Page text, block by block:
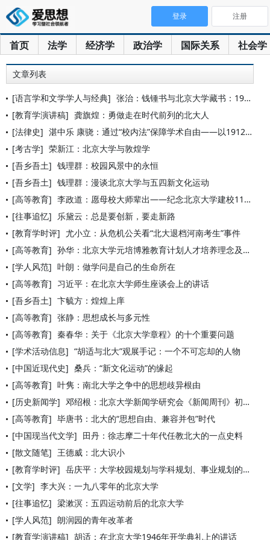
首页 法学 经济学 政治学 国际关系 社会学
登录 注册
文章列表
[语言学和文学学人与经典] 张治：钱锺书与北京大学藏书：1953—1955年的个人阅读史
[教育学演讲稿] 龚旗煌：勇做走在时代前列的北大人
[法律史] 湛中乐 康骁：通过“校内法”保障学术自由——以1912—19
[考古学] 荣新江：北京大学与敦煌学
[吾乡吾土] 钱理群：校园风景中的永恒
[吾乡吾土] 钱理群：漫谈北京大学与五四新文化运动
[高等教育] 李政道：愿母校大师辈出——纪念北京大学建校110周年
[往事追忆] 乐黛云：总是要创新，要走新路
[教育学时评] 尤小立：从危机公关看“北大退档河南考生”事件
[高等教育] 孙华：北京大学元培博雅教育计划人才培养理念及路径
[学人风范] 叶朗：做学问是自己的生命所在
[高等教育] 习近平：在北京大学师生座谈会上的讲话
[吾乡吾土] 卞毓方：煌煌上庠
[高等教育] 张静：思想成长与多元性
[高等教育] 秦春华：关于《北京大学章程》的十个重要问题
[学术活动信息] “胡适与北大”观展手记：一个不可忘却的人物
[中国近现代史] 桑兵：“新文化运动”的缘起
[高等教育] 叶隽：南北大学之争中的思想歧异根由
[历史新闻学] 邓绍根：北京大学新闻学研究会《新闻周刊》初探
[高等教育] 毕唐书：北大的“思想自由、兼容并包”时代
[中国现当代文学] 田丹：徐志摩二十年代任教北大的一点史料
[散文随笔] 王德威：北大识小
[教育学时评] 岳庆平：大学校园规划与学科规划、事业规划的关系及思考
[文学] 李大兴：一九八零年的北京大学
[往事追忆] 梁漱溟：五四运动前后的北京大学
[学人风范] 朗润园的青年改革者
[教育学演讲稿] 胡适：在北京大学1946年开学典礼上的讲话